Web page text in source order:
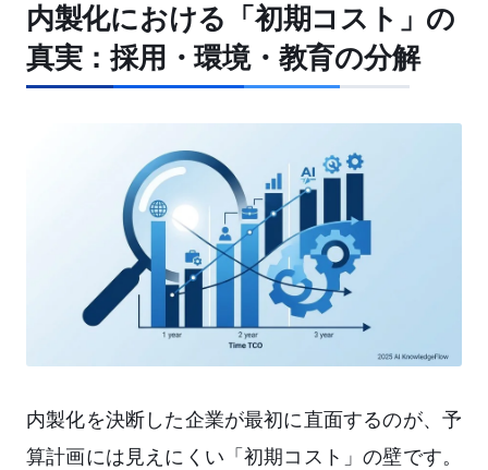
内製化における「初期コスト」の
真実：採用・環境・教育の分解
内製化を決断した企業が最初に直面するのが、予
算計画には見えにくい「初期コスト」の壁です。